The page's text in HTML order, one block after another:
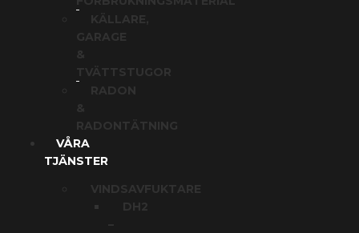
KÄLLARE,
GARAGE
&
TVÄTTSTUGOR
RADON
&
RADONTÄTNING
VÅRA
TJÄNSTER
VINDSAVFUKTARE
DH2